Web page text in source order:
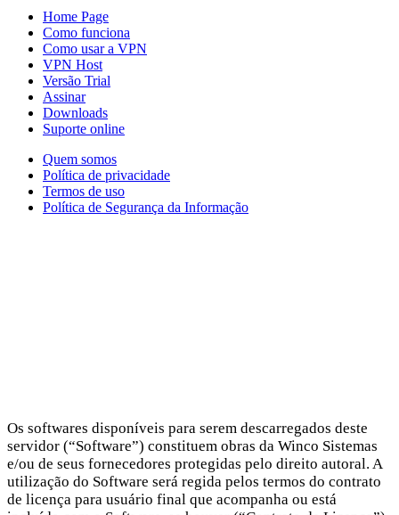
Home Page
Como funciona
Como usar a VPN
VPN Host
Versão Trial
Assinar
Downloads
Suporte online
Quem somos
Política de privacidade
Termos de uso
Política de Segurança da Informação
Os softwares disponíveis para serem descarregados deste
servidor (“Software”) constituem obras da Winco Sistemas
e/ou de seus fornecedores protegidas pelo direito autoral. A
utilização do Software será regida pelos termos do contrato
de licença para usuário final que acompanha ou está